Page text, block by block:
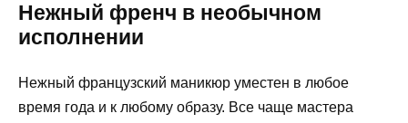
Нежный френч в необычном
исполнении
Нежный французский маникюр уместен в любое
время года и к любому образу. Все чаще мастера